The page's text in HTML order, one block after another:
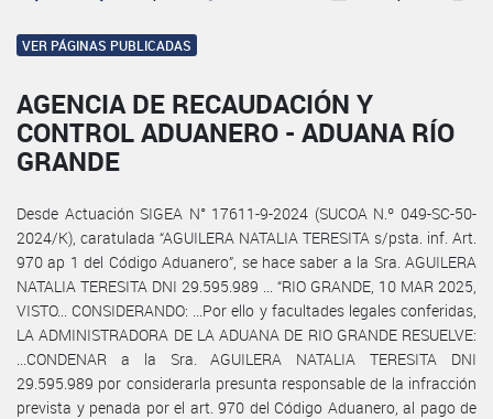
VER PÁGINAS PUBLICADAS
AGENCIA DE RECAUDACIÓN Y
CONTROL ADUANERO - ADUANA RÍO
GRANDE
Desde Actuación SIGEA N° 17611-9-2024 (SUCOA N.º 049-SC-50-
2024/K), caratulada “AGUILERA NATALIA TERESITA s/psta. inf. Art.
970 ap 1 del Código Aduanero”, se hace saber a la Sra. AGUILERA
NATALIA TERESITA DNI 29.595.989 ... “RIO GRANDE, 10 MAR 2025,
VISTO... CONSIDERANDO: ...Por ello y facultades legales conferidas,
LA ADMINISTRADORA DE LA ADUANA DE RIO GRANDE RESUELVE:
...CONDENAR a la Sra. AGUILERA NATALIA TERESITA DNI
29.595.989 por considerarla presunta responsable de la infracción
prevista y penada por el art. 970 del Código Aduanero, al pago de